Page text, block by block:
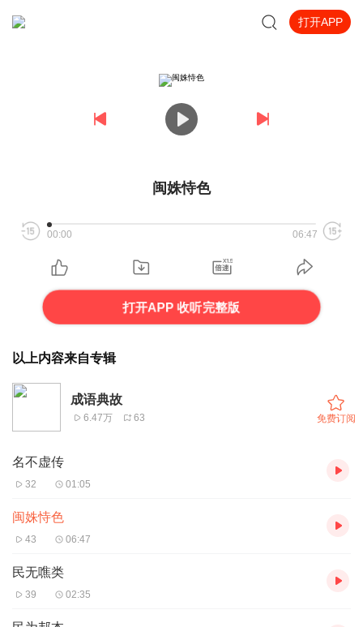
打开APP
闽姝恃色
00:00 06:47
打开APP 收听完整版
以上内容来自专辑
成语典故
6.47万 63 免费订阅
名不虚传
32 01:05
闽姝恃色
43 06:47
民无噍类
39 02:35